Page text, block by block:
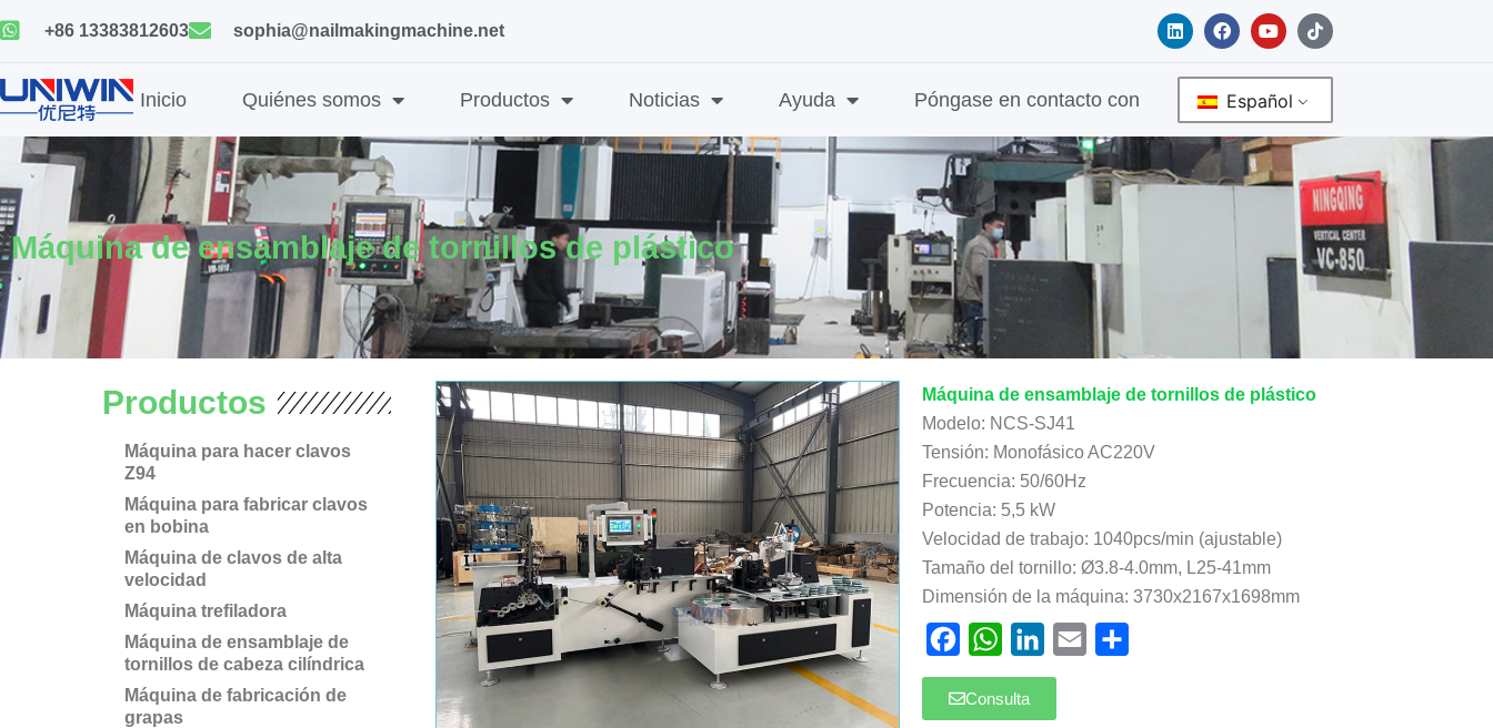
al
+86 13383812603 sophia@nailmakingmachine.net
L
i
k
i
n
F
a
e
b
o
o
k
Y
o
t
u
b
e
T
i
t
Inicio Quiénes somos Productos Noticias Ayuda Póngase en contacto con Español
Máquina de ensamblaje de tornillos de plástico
Productos
Máquina para hacer clavos
Z94
Máquina para fabricar clavos
en bobina
Máquina de clavos de alta
velocidad
Máquina trefiladora
Máquina de ensamblaje de
tornillos de cabeza cilíndrica
Máquina de fabricación de
grapas
Máquina de ensamblaje de tornillos de plástico
Modelo: NCS-SJ41
Tensión: Monofásico AC220V
Frecuencia: 50/60Hz
Potencia: 5,5 kW
Velocidad de trabajo: 1040pcs/min (ajustable)
Tamaño del tornillo: Ø3.8-4.0mm, L25-41mm
Dimensión de la máquina: 3730x2167x1698mm
FacebookWhatsAppLinkedIn
Email
Consulta